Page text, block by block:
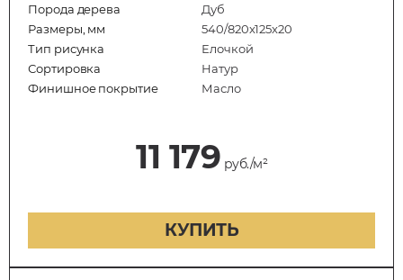
Порода дерева
Дуб
Размеры, мм
540/820x125x20
Тип рисунка
Елочкой
Сортировка
Натур
Финишное покрытие
Масло
11 179 руб./м²
КУПИТЬ